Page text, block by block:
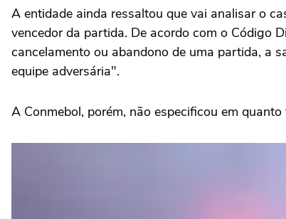
A entidade ainda ressaltou que vai analisar o
vencedor da partida. De acordo com o Código
cancelamento ou abandono de uma partida, a
equipe adversária".
A Conmebol, porém, não especificou em